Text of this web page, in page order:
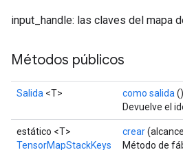
input_handle: las claves del mapa
Métodos públicos
Salida <T> como salida ()
Devuelve el
estático <T>
TensorMapStackKeys
crear(alcance
Método de